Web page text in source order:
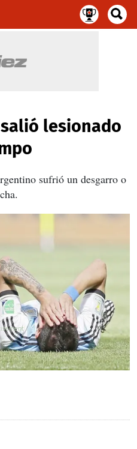
salió lesionado
sufrió un desgarro o
X